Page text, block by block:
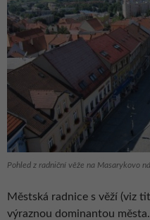
Pohled z radniční věže na Masarykovo
Městská radnice s věží (viz
výraznou dominantou